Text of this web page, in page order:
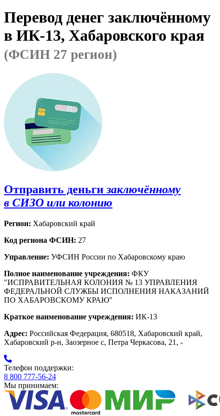
Перевод денег заключённому
в ИК-13, Хабаровского края
(ФСИН 27 регион)
Отправить деньги заключённому
в СИЗО или колонию
Регион: Хабаровский край
Код региона ФСИН: 27
Управление: УФСИН России по Хабаровскому краю
Полное наименование учреждения: ФКУ
"ИСПРАВИТЕЛЬНАЯ КОЛОНИЯ № 13 УПРАВЛЕНИЯ
ФЕДЕРАЛЬНОЙ СЛУЖБЫ ИСПОЛНЕНИЯ НАКАЗАНИЙ
ПО ХАБАРОВСКОМУ КРАЮ"
Краткое наименование учреждения: ИК-13
Адрес: Российская Федерация, 680518, Хабаровский край,
Хабаровский р-н, Заозерное с, Петра Черкасова, 21, -
Телефон поддержки:
8 800 777-56-24
Мы принимаем: